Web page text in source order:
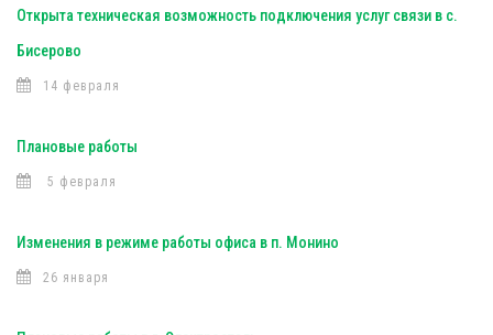
Открыта техническая возможность подключения услуг связи в с.
Бисерово
14 февраля
Плановые работы
5 февраля
Изменения в режиме работы офиса в п. Монино
26 января